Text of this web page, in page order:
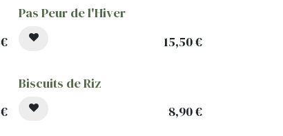
€
Pas Peur de l'Hiver
15,50€
€
Biscuits de Riz
8,90€